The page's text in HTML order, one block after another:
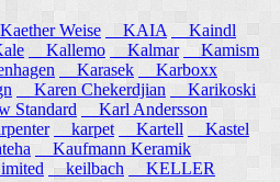
Weise KAIA
Kaindl
Kallemo Kalmar
Kamism
Karasek
Karboxx
Karen Chekerdjian
Karikoski
Standard
Karl Andersson
karpet Kartell
Kastel
Kaufmann Keramik
keilbach
KELLER